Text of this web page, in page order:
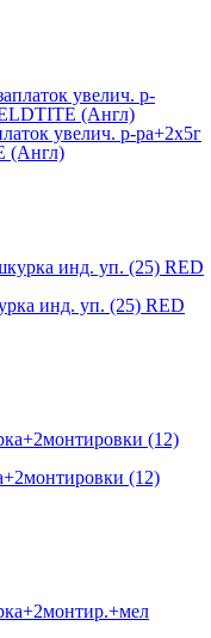
увелич. р-ра+2х5г
(Англ)
инд. уп. (25) RED
(12)